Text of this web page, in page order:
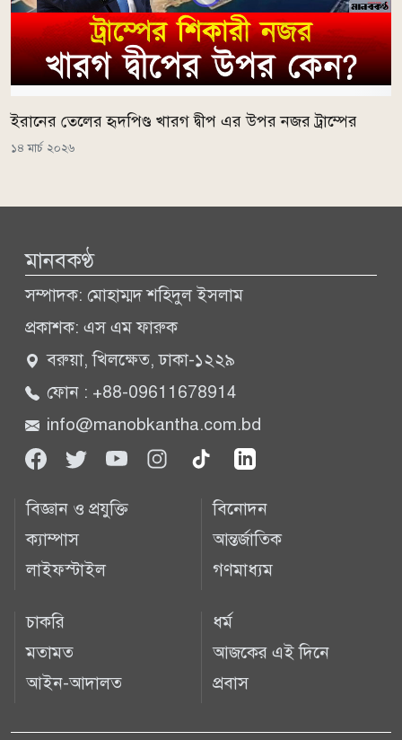
ইরানের তেলের হৃদপিণ্ড খারগ দ্বীপ এর উপর নজর ট্রাম্পের
১৪ মার্চ ২০২৬
মানবকণ্ঠ
সম্পাদক: মোহাম্মদ শহিদুল ইসলাম
প্রকাশক: এস এম ফারুক
বরুয়া, খিলক্ষেত, ঢাকা-১২২৯
ফোন : +88-09611678914
info@manobkantha.com.bd
বিজ্ঞান ও প্রযুক্তি
ক্যাম্পাস
লাইফস্টাইল
বিনোদন
আন্তর্জাতিক
গণমাধ্যম
চাকরি
মতামত
আইন-আদালত
ধর্ম
আজকের এই দিনে
প্রবাস